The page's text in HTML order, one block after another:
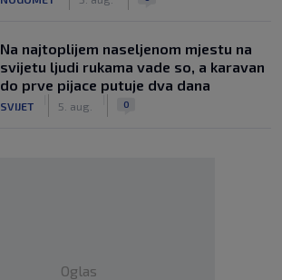
Na najtoplijem naseljenom mjestu na
svijetu ljudi rukama vade so, a karavan
do prve pijace putuje dva dana
SVIJET 5. aug. 0
Oglas